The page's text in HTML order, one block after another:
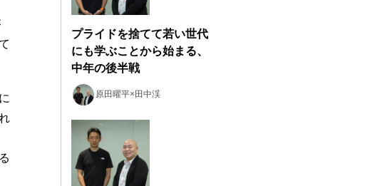
プライドを捨てて若い世代
にも学ぶことから始まる、
中年の後半戦
原田曜平×田中渓